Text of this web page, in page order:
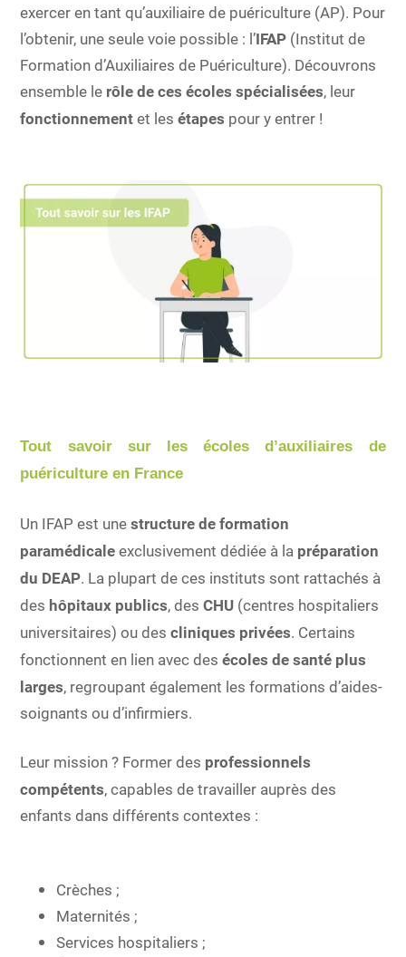
exercer en tant qu’auxiliaire de puériculture (AP). Pour
l’obtenir, une seule voie possible : l’IFAP (Institut de
Formation d’Auxiliaires de Puériculture). Découvrons
ensemble le rôle de ces écoles spécialisées, leur
fonctionnementet lesétapes pour y entrer !
Tout savoir sur les écoles d’auxiliaires de
puériculture en France
Un IFAP est unestructure de formation
paramédicaleexclusivement dédiée à la préparation
du DEAP. La plupart de ces instituts sont rattachés à
des hôpitaux publics, desCHU (centres hospitaliers
universitaires) ou descliniques privées. Certains
fonctionnent en lien avec desécoles de santé plus
larges, regroupant également les formations d’aides-
soignants ou d’infirmiers.
Leur mission ? Former des professionnels
compétents, capables de travailler auprès des
enfants dans différents contextes :
Crèches ;
Maternités ;
Services hospitaliers ;